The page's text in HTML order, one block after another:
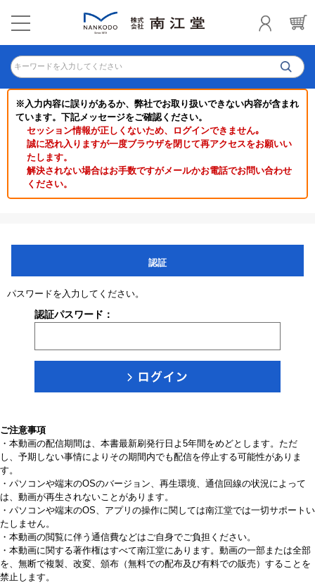
キーワードを入力してください
※入力内容に誤りがあるか、弊社でお取り扱いできない内容が含まれ
ています。下記メッセージをご確認ください。
セッション情報が正しくないため、ログインできません｡
誠に恐れ入りますが一度ブラウザを閉じて再アクセスをお願いい
たします。
解決されない場合はお手数ですがメールかお電話でお問い合わせ
ください。
認証
パスワードを入力してください。
認証パスワード：
ご注意事項
・本動画の配信期間は、本書最新刷発行日よ5年間をめどとします。ただ
し、予期しない事情によりその期間内でも配信を停止する可能性がありま
す。
・パソコンや端末のOSのバージョン、再生環境、通信回線の状況によって
は、動画が再生されないことがあります。
・パソコンや端末のOS、アプリの操作に関しては南江堂では一切サポートい
たしません。
・本動画の閲覧に伴う通信費などはご自身でご負担ください。
・本動画に関する著作権はすべて南江堂にあります。動画の一部または全部
を、無断で複製、改変、頒布（無料での配布及び有料での販売）することを
禁止します。